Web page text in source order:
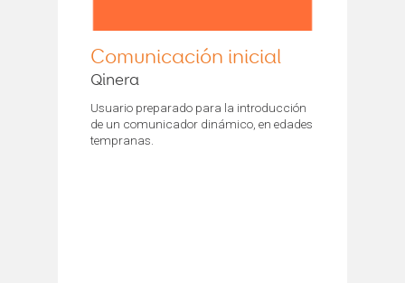
Comunicación inicial
Qinera
Usuario preparado para la introducción
de un comunicador dinámico, en edades
tempranas.